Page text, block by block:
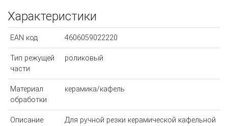
Характеристики
EAN код 4606059022220
Тип режущей
части
роликовый
Материал
обработки
керамика/кафель
Описание
Для ручной резки керамической кафельной